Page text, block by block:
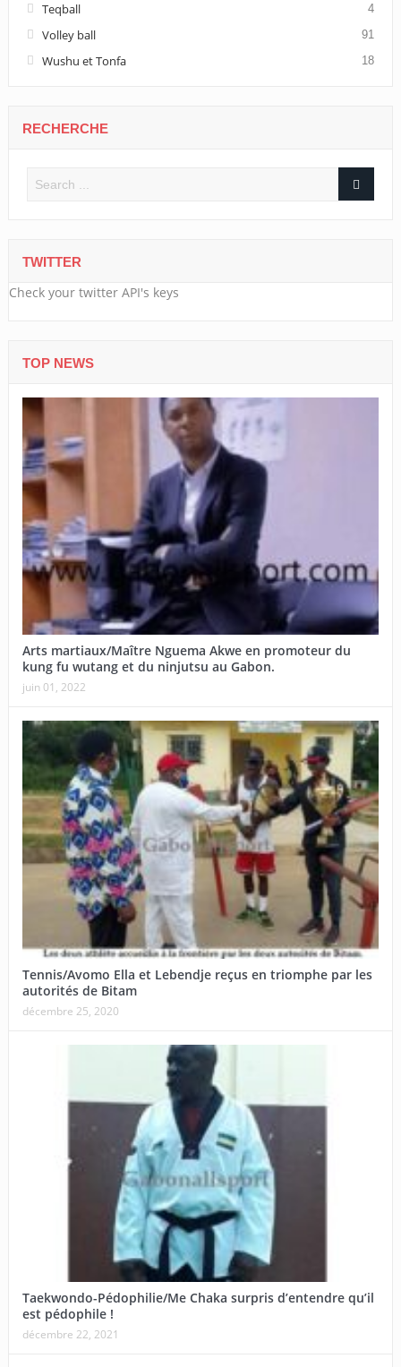
Teqball 4
Volley ball 91
Wushu et Tonfa 18
RECHERCHE
TWITTER
Check your twitter API's keys
TOP NEWS
Arts martiaux/Maître Nguema Akwe en promoteur du
kung fu wutang et du ninjutsu au Gabon.
juin 01, 2022
Tennis/Avomo Ella et Lebendje reçus en triomphe par les
autorités de Bitam
décembre 25, 2020
Taekwondo-Pédophilie/Me Chaka surpris d’entendre qu’il
est pédophile !
décembre 22, 2021